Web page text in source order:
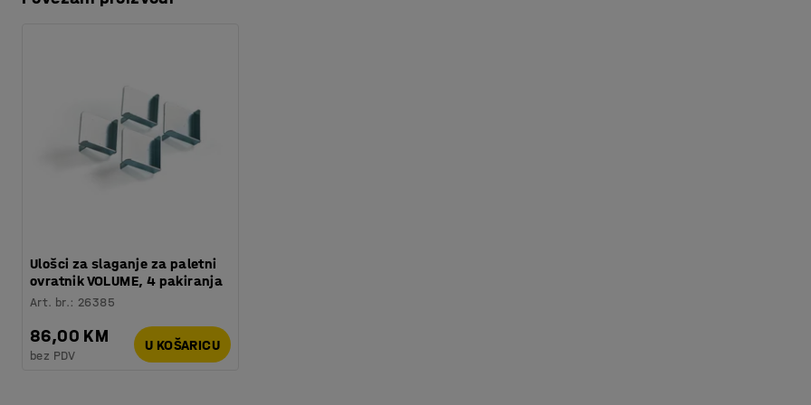
Ulošci za slaganje za paletni
ovratnik VOLUME, 4 pakiranja
Art. br.: 26385
86,00 KM
bez PDV
U KOŠARICU